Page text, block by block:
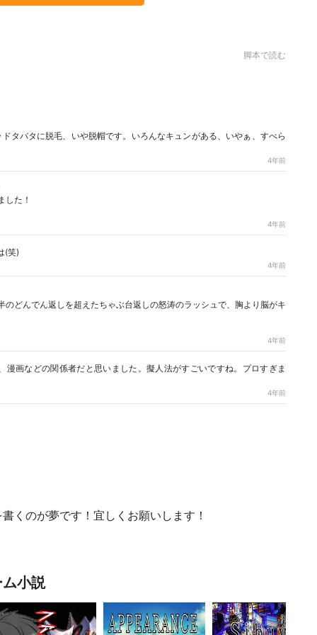
脚本で読む
タバタに脱毛、いや脱帽です。いろんなキュンがある、いやぁ、すべら
4年前
した！
4年前
(笑)
4年前
どんでん返しを超えたちゃぶ台返しの怒涛のラッシュで、胸より脳がキ
4年前
画などの関係者だと思いました。擬人法がすごいですね。プロすぎま
4年前
くのが夢です！宜しくお願いします！
小説